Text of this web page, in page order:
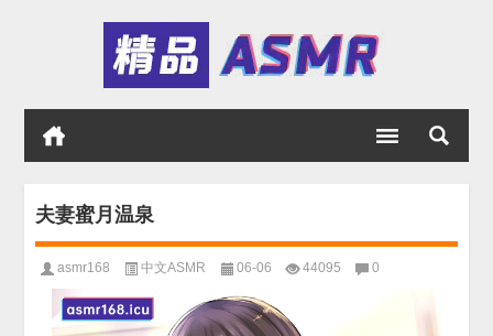
夫妻蜜月温泉
asmr168 中文ASMR 06-06 44095 0